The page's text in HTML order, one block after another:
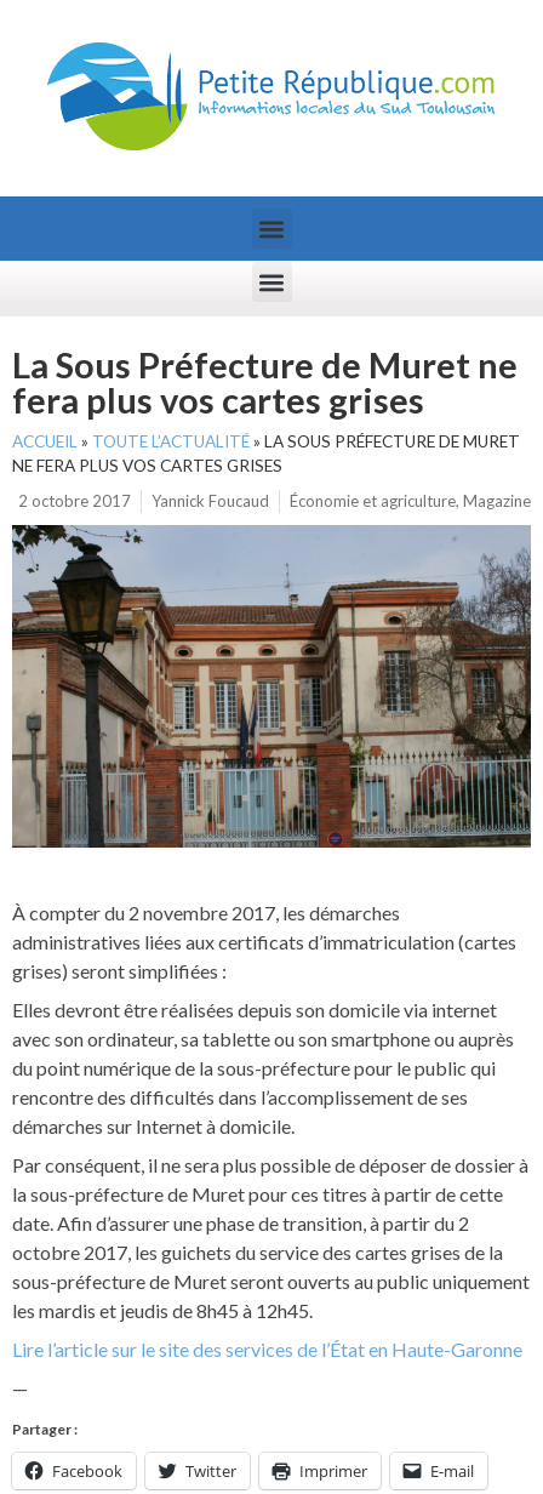
La Sous Préfecture de Muret ne
fera plus vos cartes grises
ACCUEIL » TOUTE L’ACTUALITÉ» LA SOUS PRÉFECTURE DE MURET
NE FERA PLUS VOS CARTES GRISES
2 octobre 2017
Yannick Foucaud Économie et agriculture, Magazine
À compter du 2 novembre 2017, les démarches
administratives liées aux certificats d’immatriculation (cartes
grises) seront simplifiées :
Elles devront être réalisées depuis son domicile via internet
avec son ordinateur, sa tablette ou son smartphone ou auprès
du point numérique de la sous-préfecture pour le public qui
rencontre des difficultés dans l’accomplissement de ses
démarches sur Internet à domicile.
Par conséquent, il ne sera plus possible de déposer de dossier à
la sous-préfecture de Muret pour ces titres à partir de cette
date. Afin d’assurer une phase de transition, à partir du 2
octobre 2017, les guichets du service des cartes grises de la
sous-préfecture de Muret seront ouverts au public uniquement
les mardis et jeudis de 8h45 à 12h45.
Lire l’article sur le site des services de l’État en Haute-Garonne
—
Partager :
Facebook Twitter Imprimer E-mail